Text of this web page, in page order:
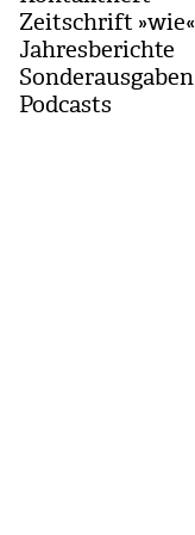
Zeitschrift »wie«
Jahresberichte
Sonderausgaben
Podcasts